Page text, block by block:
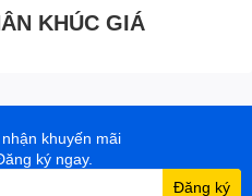
KHÚC GIÁ
khuyến mãi
ký ngay.
Đăng ký